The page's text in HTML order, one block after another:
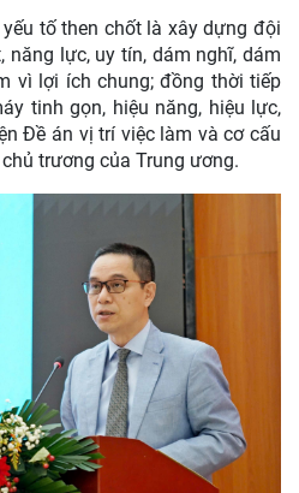
tố then chốt là xây dựng đội
năng lực, uy tín, dám nghĩ, dám
vì lợi ích chung; đồng thời tiếp
tinh gọn, hiệu năng, hiệu lực,
Đề án vị trí việc làm và cơ cấu
trương của Trung ương.